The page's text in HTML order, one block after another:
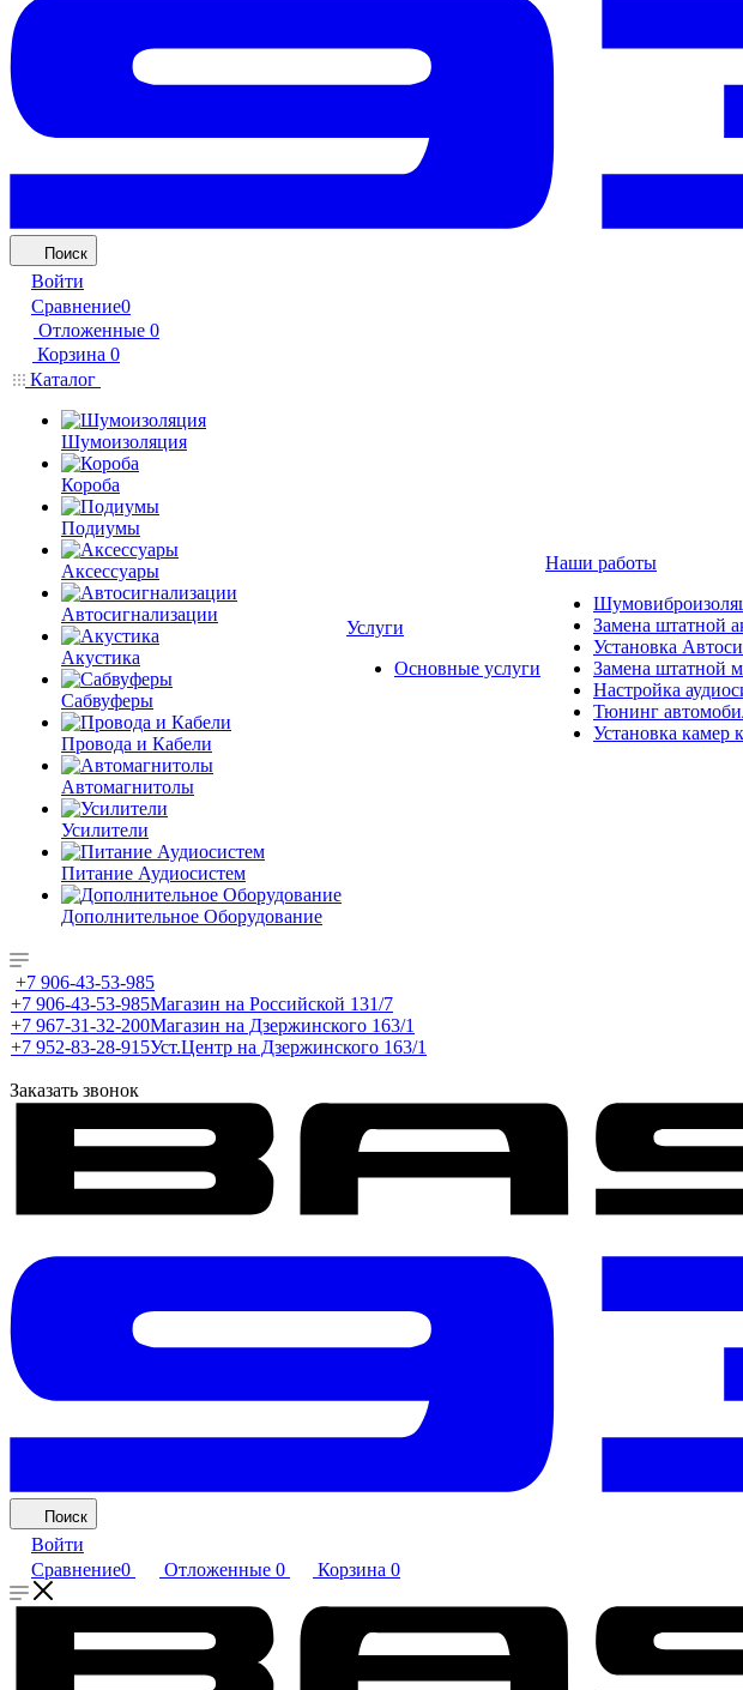
Поиск
Войти
Сравнение0
Отложенные 0
Корзина 0
Каталог
Шумоизоляция
Короба
Подиумы
Аксессуары
Автосигнализации
Акустика
Сабвуферы
Провода и Кабели
Автомагнитолы
Усилители
Питание Аудиосистем
Дополнительное Оборудование
Услуги
Основные услуги
Наши работы
Замена штатной
Установка
Замена штатной
Настройка
Тюнинг
Установка камер
+7 906-43-53-985
+7 906-43-53-985Магазин на Российской 131/7
+7 967-31-32-200Магазин на Дзержинского 163/1
+7 952-83-28-915Уст.Центр на Дзержинского 163/1
Заказать звонок
Поиск
Войти
Сравнение0 Отложенные 0 Корзина 0